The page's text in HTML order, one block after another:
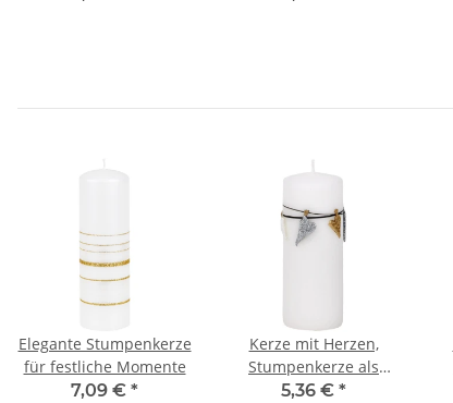
Elegante Stumpenkerze
für festliche Momente
7,09 € *
Kerze mit Herzen,
Stumpenkerze als
Dekoration zur
5,36 € *